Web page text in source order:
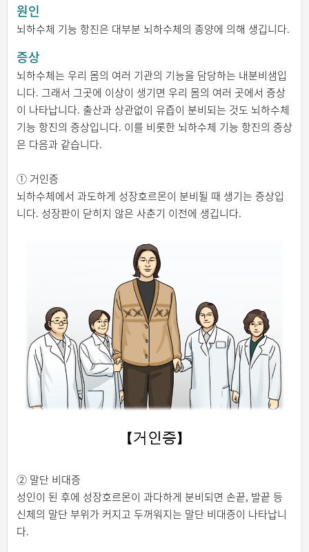
원인
뇌하수체 기능 항진은 대부분 뇌하수체의 종양에 의해 생깁니다.
증상
뇌하수체는 우리 몸의 여러 기관의 기능을 담당하는 내분비샘입
니다. 그래서 그곳에 이상이 생기면 우리 몸의 여러 곳에서 증상
이 나타납니다. 출산과 상관없이 유즙이 분비되는 것도 뇌하수체
기능 항진의 증상입니다. 이를 비롯한 뇌하수체 기능 항진의 증상
은 다음과 같습니다.
① 거인증
뇌하수체에서 과도하게 성장호르몬이 분비될 때 생기는 증상입
니다. 성장판이 닫히지 않은 사춘기 이전에 생깁니다.
② 말단 비대증
성인이 된 후에 성장호르몬이 과다하게 분비되면 손끝, 발끝 등
신체의 말단 부위가 커지고 두꺼워지는 말단 비대증이 나타납니
다.